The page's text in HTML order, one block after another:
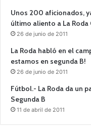
Unos 200 aficionados,
último aliento a La Roda
26 de junio de 2011
La Roda habló en el
estamos en segunda B!
26 de junio de 2011
Fútbol.- La Roda da un
Segunda B
11 de abril de 2011